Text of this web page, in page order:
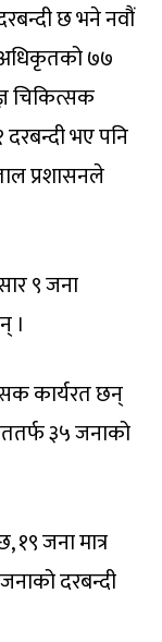
छ भने नवौं
७७
चिकित्सक
भए पनि
प्रशासनले
९ जना
।
कार्यरत छन्
३५ जनाको
जना मात्र
दरबन्दी